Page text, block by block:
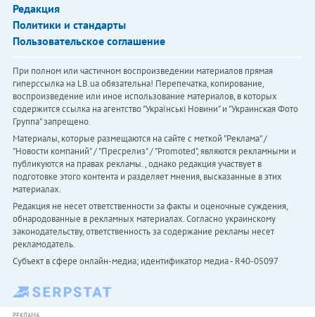
Редакция
Политики и стандарты
Пользовательское соглашение
При полном или частичном воспроизведении материалов прямая
гиперссылка на LB.ua обязательна! Перепечатка, копирование,
воспроизведение или иное использование материалов, в которых
содержится ссылка на агентство "Українськi Новини" и "Украинская Фото
Группа" запрещено.
Материалы, которые размещаются на сайте с меткой "Реклама" /
"Новости компаний" / "Пресрелиз" / "Promoted", являются рекламными и
публикуются на правах рекламы. , однако редакция участвует в
подготовке этого контента и разделяет мнения, высказанные в этих
материалах.
Редакция не несет ответственности за факты и оценочные суждения,
обнародованные в рекламных материалах. Согласно украинскому
законодательству, ответственность за содержание рекламы несет
рекламодатель.
Субъект в сфере онлайн-медиа; идентификатор медиа - R40-05097
РЕКЛАМА